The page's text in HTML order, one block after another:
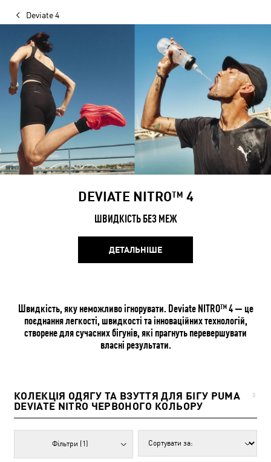
Deviate 4
DEVIATE NITRO™ 4
ШВИДКІСТЬ БЕЗ МЕЖ
ДЕТАЛЬНІШЕ
Швидкість, яку неможливо ігнорувати. Deviate NITRO™ 4 — це
поєднання легкості, швидкості та інноваційних технологій,
створене для сучасних бігунів, які прагнуть перевершувати
власні результати.
КОЛЕКЦІЯ ОДЯГУ ТА ВЗУТТЯ ДЛЯ БІГУ PUMA
DEVIATE NITRO ЧЕРВОНОГО КОЛЬОРУ
3
Фільтри (1)